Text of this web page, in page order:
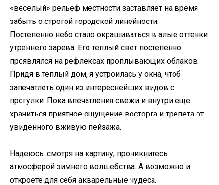
«весёлый» рельеф местности заставляет на время
забыть о строгой городской линейности.
Постепенно небо стало окрашиваться в алые оттенки
утреннего зарева. Его теплый свет постепенно
проявлялся на рефлексах проплывающих облаков.
Придя в теплый дом, я устроилась у окна, чтоб
запечатлеть один из интереснейших видов с
прогулки. Пока впечатления свежи и внутри еще
храниться приятное ощущение восторга и трепета от
увиденного вживую пейзажа.
Надеюсь, смотря на картину, проникнитесь
атмосферой зимнего волшебства. А возможно и
откроете для себя акварельные чудеса.